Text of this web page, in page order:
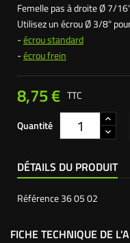
Femelle pas à droite Ø 7/
Utilisez un écrou Ø 3/8"
-écrou standard
-écrou frein
8,75 € TTC
Quantité
DÉTAILS DU PRODUIT
Référence36 05 02
FICHE TECHNIQUE DE